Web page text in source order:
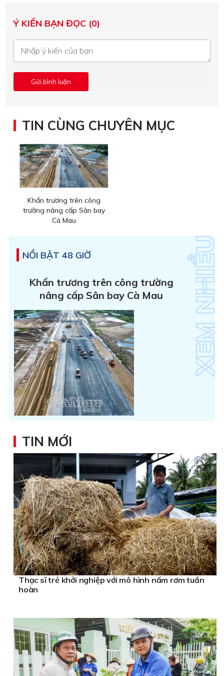
Ý KIẾN BẠN ĐỌC (0)
TIN CÙNG CHUYÊN MỤC
Khẩn trương trên công
trường nâng cấp Sân bay
Cà Mau
NỔI BẬT 48 GIỜ
Khẩn trương trên công trường
nâng cấp Sân bay Cà Mau
TIN MỚI
Thạc sĩ trẻ khởi nghiệp với mô hình nấm rơm tuần
hoàn